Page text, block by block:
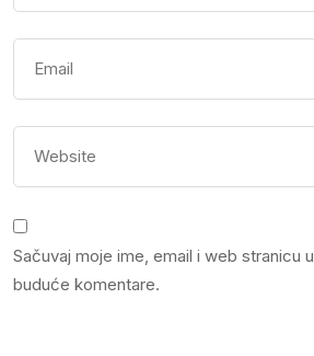
Sačuvaj moje ime, email i web stranicu
buduće komentare.